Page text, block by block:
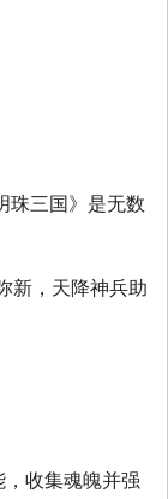
珠三国》是无数
新，天降神兵助
收集魂魄并强